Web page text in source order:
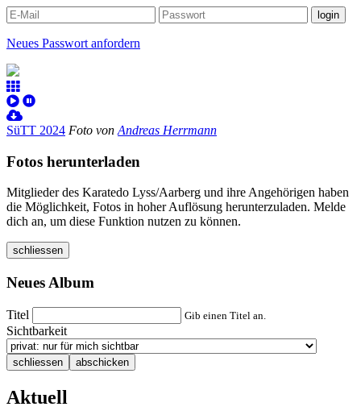
Neues Passwort anfordern
SüTT 2024 Foto von Andreas Herrmann
Fotos herunterladen
Mitglieder des Karatedo Lyss/Aarberg und ihre Angehörigen haben
die Möglichkeit, Fotos in hoher Auflösung herunterzuladen. Melde
dich an, um diese Funktion nutzen zu können.
schliessen
Neues Album
Titel Gib einen Titel an.
Sichtbarkeit
schliessen abschicken
Aktuell